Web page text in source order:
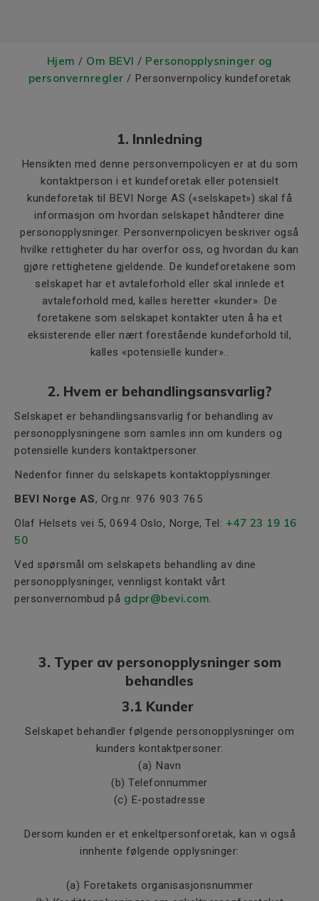
Hjem / Om BEVI / Personopplysninger og
personvernregler / Personvernpolicy kundeforetak
1. Innledning
Hensikten med denne personvernpolicyen er at du som
kontaktperson i et kundeforetak eller potensielt
kundeforetak til BEVI Norge AS («selskapet») skal få
informasjon om hvordan selskapet håndterer dine
personopplysninger. Personvernpolicyen beskriver også
hvilke rettigheter du har overfor oss, og hvordan du kan
gjøre rettighetene gjeldende. De kundeforetakene som
selskapet har et avtaleforhold eller skal innlede et
avtaleforhold med, kalles heretter «kunder». De
foretakene som selskapet kontakter uten å ha et
eksisterende eller nært forestående kundeforhold til,
kalles «potensielle kunder»..
2. Hvem er behandlingsansvarlig?
Selskapet er behandlingsansvarlig for behandling av
personopplysningene som samles inn om kunders og
potensielle kunders kontaktpersoner.
Nedenfor finner du selskapets kontaktopplysninger.
BEVI Norge AS, Org.nr. 976 903 765
Olaf Helsets vei 5, 0694 Oslo, Norge, Tel: +47 23 19 16
50
Ved spørsmål om selskapets behandling av dine
personopplysninger, vennligst kontakt vårt
personvernombud på gdpr@bevi.com.
3. Typer av personopplysninger som
behandles
3.1 Kunder
Selskapet behandler følgende personopplysninger om
kunders kontaktpersoner:
(a) Navn
(b) Telefonnummer
(c) E-postadresse
Dersom kunden er et enkeltpersonforetak, kan vi også
innhente følgende opplysninger:
(a) Foretakets organisasjonsnummer